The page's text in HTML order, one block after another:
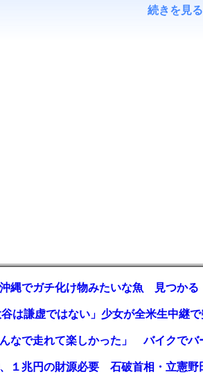
続きを見る
沖縄でガチ化け物みたいな魚 見つかる